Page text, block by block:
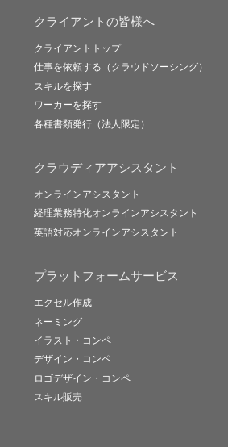
クライアントの皆様へ
クライアントトップ
仕事を依頼する（クラウドソーシング）
スキルを探す
ワーカーを探す
各種書類発行（法人限定）
クラウディアアシスタント
オンラインアシスタント
経理業務特化オンラインアシスタント
英語対応オンラインアシスタント
プラットフォームサービス
エクセル作成
ネーミング
イラスト・コンペ
デザイン・コンペ
ロゴデザイン・コンペ
スキル販売